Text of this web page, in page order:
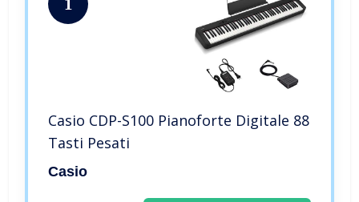
1
Casio CDP-S100 Pianoforte Digitale 88
Tasti Pesati
Casio